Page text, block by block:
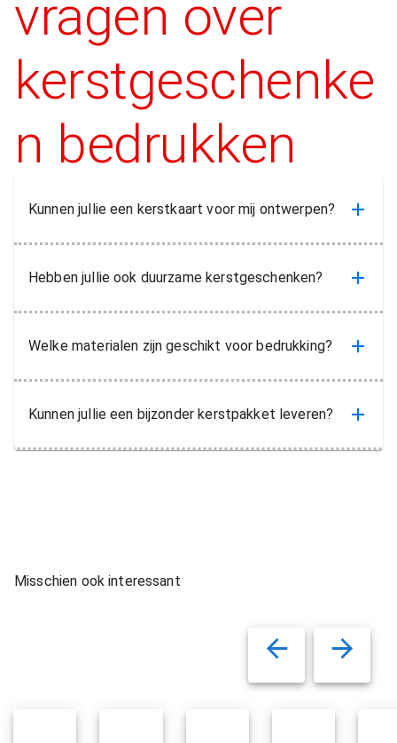
vragen over
kerstgeschenke
n bedrukken
Kunnen jullie een kerstkaart voor mij ontwerpen?
Hebben jullie ook duurzame kerstgeschenken?
Welke materialen zijn geschikt voor bedrukking?
Kunnen jullie een bijzonder kerstpakket leveren?
Misschien ook interessant